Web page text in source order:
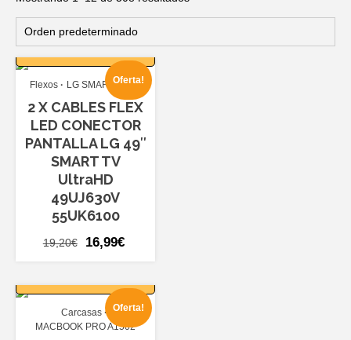
AÑADIR AL
Oferta!
Flexos LG SMART TV 49
2 X CABLES FLEX
LED CONECTOR
PANTALLA LG 49″
SMART TV
UltraHD
49UJ630V
55UK6100
19,20€
El
era:
19,20€.
16,99€
16,99€.
Oferta!
Carcasas
MACBOOK PRO A1502